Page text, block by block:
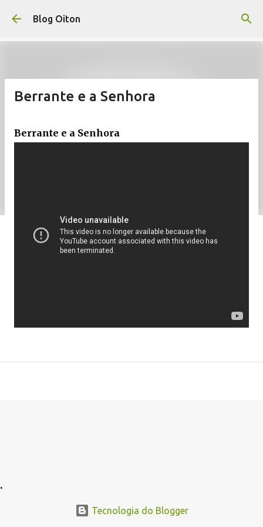
Pular para o conteúdo principal
Blog Oiton
Berrante e a Senhora
Berrante e a Senhora
.
Tecnologia do Blogger